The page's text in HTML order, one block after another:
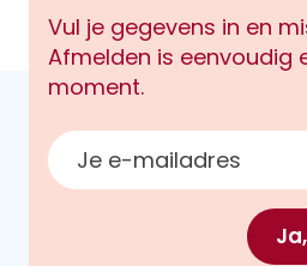
Vul je gegevens in en
Afmelden is eenvoudig
moment.
E-mailadres